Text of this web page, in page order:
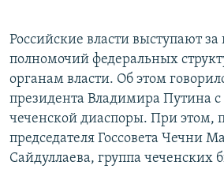
СОЦИАЛЬНЫЕ СЕТИ
Все сайты РСЕ/РС
Российские власти выступают за
полномочий федеральных
органам власти. Об этом
президента Владимира Путина с
чеченской диаспоры. При этом,
председателя Госсовета Чечни
Сайдуллаева, группа чеченских